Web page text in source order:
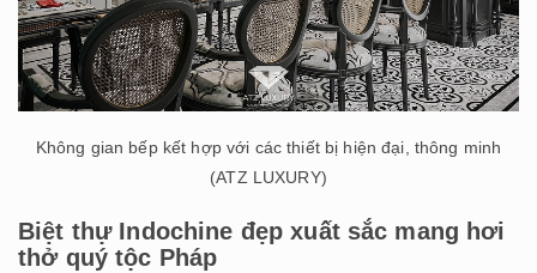
Không gian bếp kết hợp với các thiết bị hiện đại, thông minh
(ATZ LUXURY)
Biệt thự Indochine đẹp xuất sắc mang hơi
thở quý tộc Pháp